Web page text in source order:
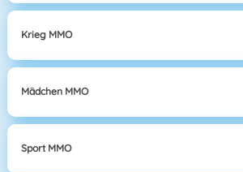
Krieg MMO
Mädchen MMO
Sport MMO